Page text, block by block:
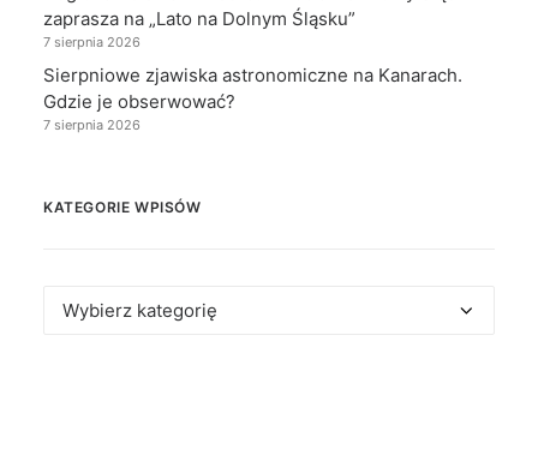
zaprasza na „Lato na Dolnym Śląsku”
7 sierpnia 2026
Sierpniowe zjawiska astronomiczne na Kanarach.
Gdzie je obserwować?
7 sierpnia 2026
KATEGORIE WPISÓW
Kategorie